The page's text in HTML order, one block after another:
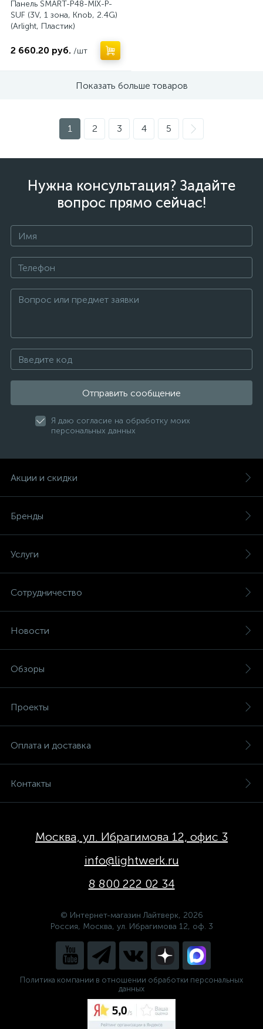
Панель SMART-P48-MIX-P-
SUF (3V, 1 зона, Knob, 2.4G)
(Arlight, Пластик)
2 660.20 руб. /шт
Показать больше товаров
1 2 3 4 5
Нужна консультация? Задайте
вопрос прямо сейчас!
Отправить сообщение
Я даю согласие на обработку моих
персональных данных
Акции и скидки
Бренды
Услуги
Сотрудничество
Новости
Обзоры
Проекты
Оплата и доставка
Контакты
Москва, ул. Ибрагимова 12, офис 3
info@lightwerk.ru
8 800 222 02 34
© Интернет-магазин Лайтверк, 2026
Россия, Москва, ул. Ибрагимова 12, оф. 3
Политика компании в отношении обработки персональных
данных